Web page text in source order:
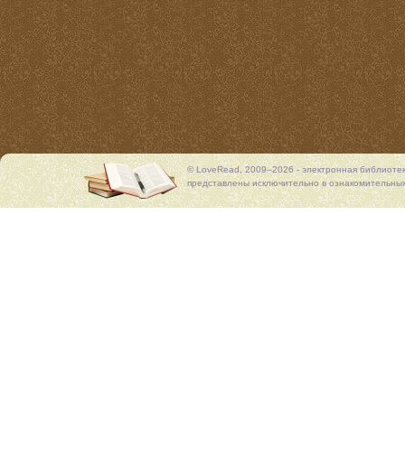
© LoveRead, 2009–2026 - электронная
представлены исключительно в